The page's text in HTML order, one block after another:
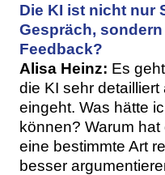
Die KI ist nicht nur
Gespräch,
Feedback?
Alisa Heinz: Es
die KI sehr
eingeht. Was hätte
können? Warum
eine bestimmte Art
besser